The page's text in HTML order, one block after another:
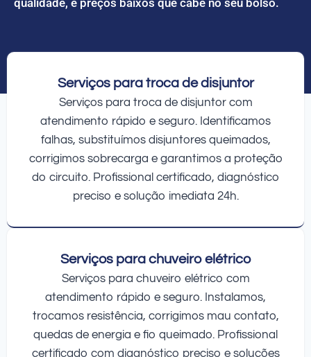
Serviços para troca de disjuntor
Serviços para troca de disjuntor com
atendimento rápido e seguro. Identificamos
falhas, substituímos disjuntores queimados,
corrigimos sobrecarga e garantimos a proteção
do circuito. Profissional certificado, diagnóstico
preciso e solução imediata 24h.
Serviços para chuveiro elétrico
Serviços para chuveiro elétrico com
atendimento rápido e seguro. Instalamos,
trocamos resistência, corrigimos mau contato,
quedas de energia e fio queimado. Profissional
certificado com diagnóstico preciso e soluções